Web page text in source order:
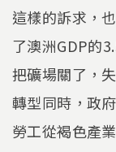
這樣的訴求，
了澳洲GDP的
把礦場關了，
轉型同時，政
勞工從褐色產